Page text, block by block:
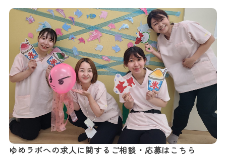
ゆめラボへの求人に関するご相談・応募はこちら